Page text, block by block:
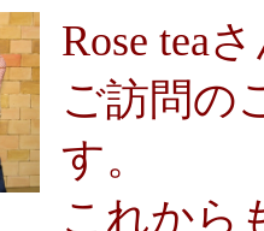
Rose tea
ご訪問の
す。
これから